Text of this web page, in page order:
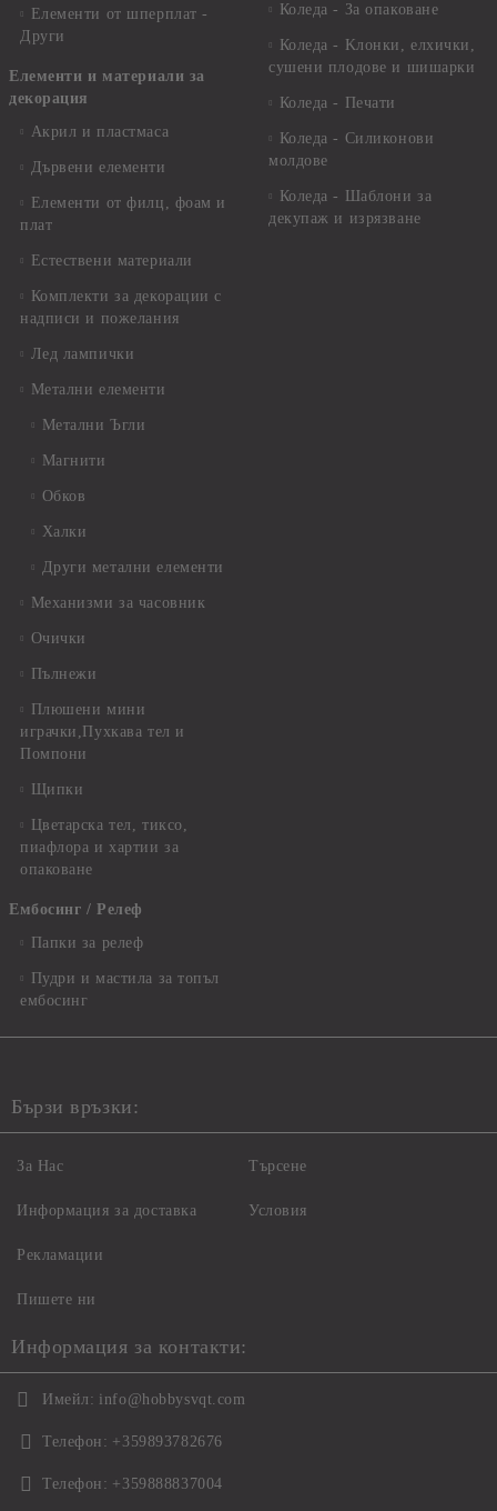
Елементи от шперплат -
Други
Елементи и материали за
декорация
Акрил и пластмаса
Дървени елементи
Елементи от филц, фоам и
плат
Естествени материали
Комплекти за декорации с
надписи и пожелания
Лед лампички
Метални елементи
Метални Ъгли
Магнити
Обков
Халки
Други метални елементи
Механизми за часовник
Очички
Пълнежи
Плюшени мини
играчки,Пухкава тел и
Помпони
Щипки
Цветарска тел, тиксо,
пиафлора и хартии за
опаковане
Ембосинг / Релеф
Папки за релеф
Пудри и мастила за топъл
ембосинг
Коледа - За опаковане
Коледа - Kлонки, елхички,
сушени плодове и шишарки
Коледа - Печати
Коледа - Силиконови
молдове
Коледа - Шаблони за
декупаж и изрязване
Бързи връзки:
За Нас
Информация за доставка
Рекламации
Пишете ни
Търсене
Условия
Информация за контакти:
Имейл: info@hobbysvqt.com
Телефон: +359893782676
Телефон: +359888837004